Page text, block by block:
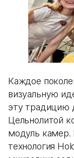
Каждое
визуальную
эту традицию
Цельнолитой
модуль камер.
технология